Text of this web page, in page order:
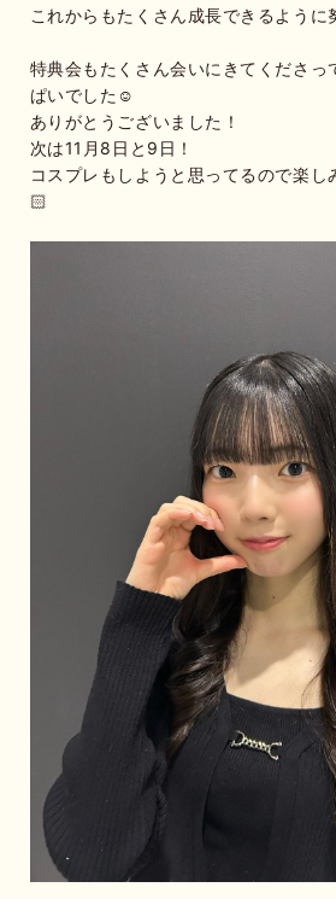
これからもたくさん成長できるように
特典会もたくさん会いにきてくださっ
ぱいでした☺️
ありがとうございました！
次は11月8日と9日！
コスプレもしようと思ってるので楽し
🏻